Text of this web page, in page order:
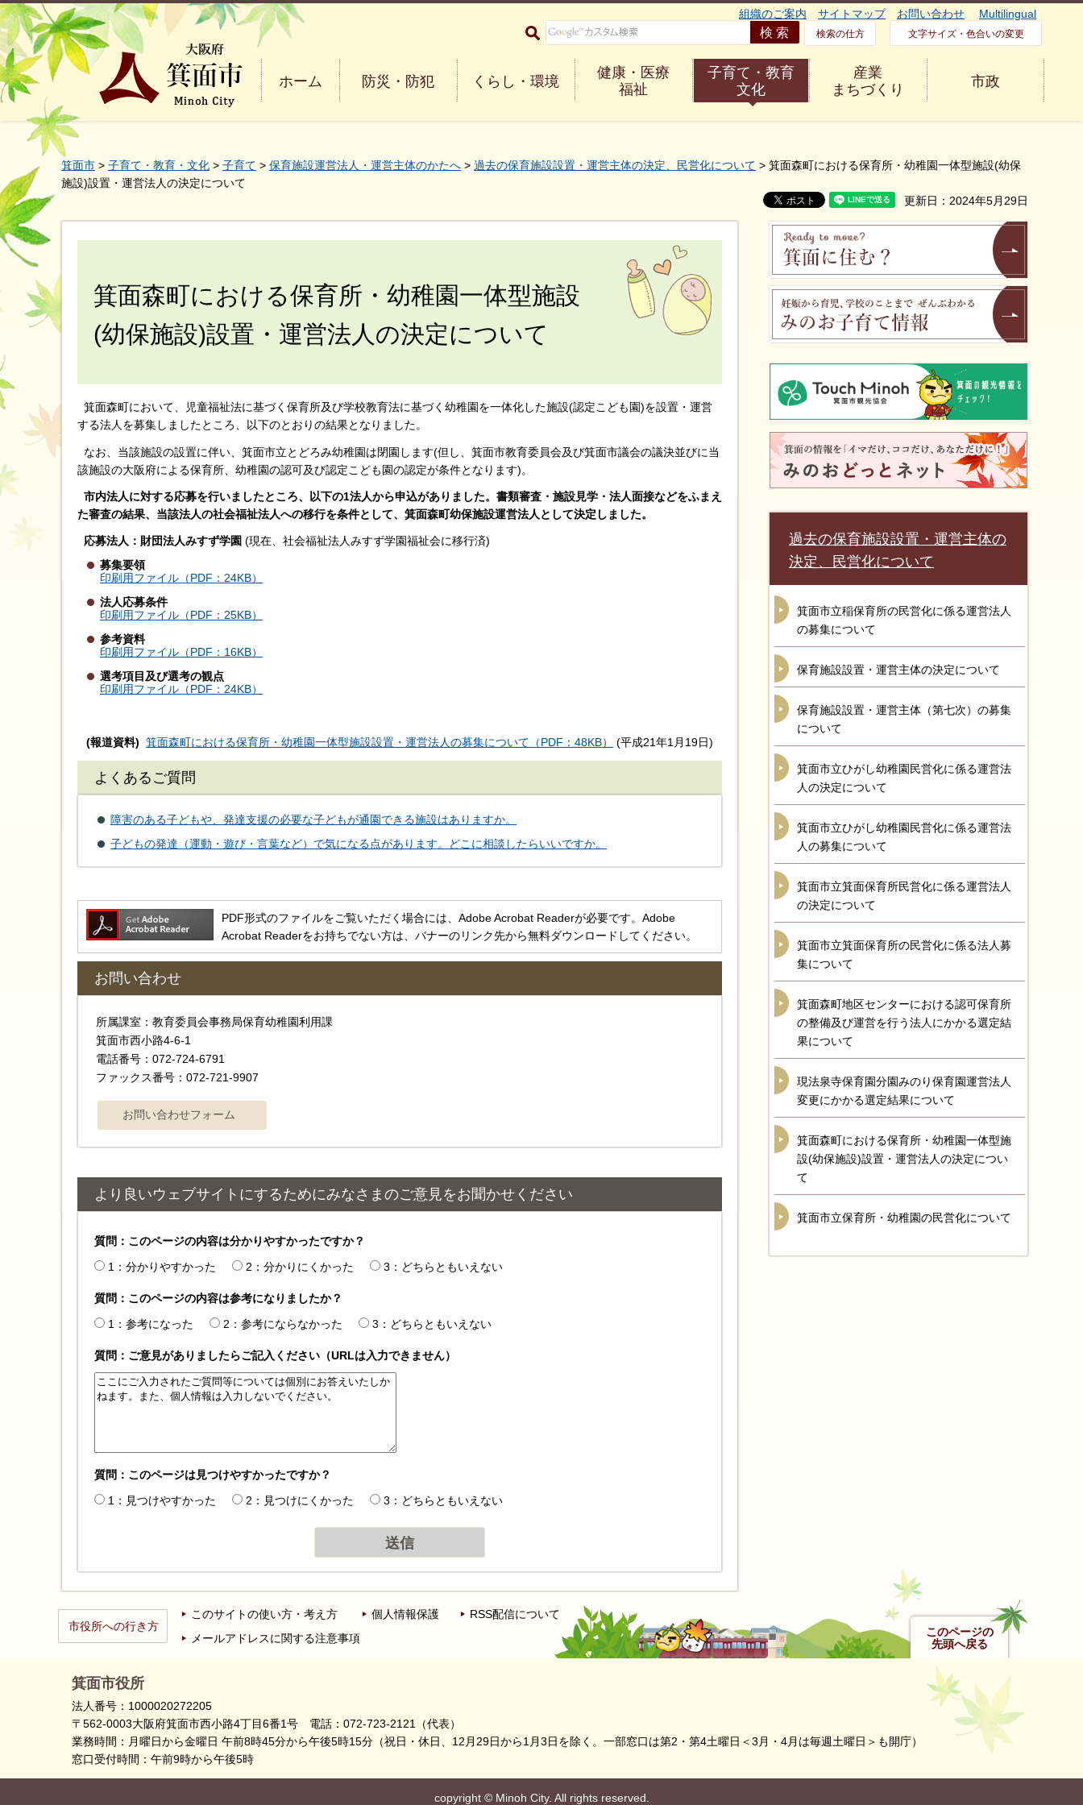
大阪府箕面市 Minoh City
組織のご案内 サイトマップ お問い合わせ Multilingual
検索の仕方 文字サイズ・色合いの変更
ホーム 防災・防犯 くらし・環境
健康・医療
福祉
子育て・教育
文化
産業
まちづくり
市政
箕面市 > 子育て・教育・文化 > 子育て > 保育施設運営法人・運営主体のかたへ > 過去の保育施設設置・運営主体の決定、民営化について > 箕面森町における保育所・幼稚園一体型施設(幼保
施設)設置・運営法人の決定について
更新日：2024年5月29日
箕面森町における保育所・幼稚園一体型施設
(幼保施設)設置・運営法人の決定について
箕面森町において、児童福祉法に基づく保育所及び学校教育法に基づく幼稚園を一体化した施設(認定こども園)を設置・運営
する法人を募集しましたところ、以下のとおりの結果となりました。
なお、当該施設の設置に伴い、箕面市立とどろみ幼稚園は閉園します(但し、箕面市教育委員会及び箕面市議会の議決並びに当
該施設の大阪府による保育所、幼稚園の認可及び認定こども園の認定が条件となります)。
市内法人に対する応募を行いましたところ、以下の1法人から申込がありました。書類審査・施設見学・法人面接などをふまえ
た審査の結果、当該法人の社会福祉法人への移行を条件として、箕面森町幼保施設運営法人として決定しました。
応募法人：財団法人みすず学園 (現在、社会福祉法人みすず学園福祉会に移行済)
募集要領
印刷用ファイル（PDF：24KB）
法人応募条件
印刷用ファイル（PDF：25KB）
参考資料
印刷用ファイル（PDF：16KB）
選考項目及び選考の観点
印刷用ファイル（PDF：24KB）
(報道資料) 箕面森町における保育所・幼稚園一体型施設設置・運営法人の募集について（PDF：48KB） (平成21年1月19日)
よくあるご質問
障害のある子どもや、発達支援の必要な子どもが通園できる施設はありますか。
子どもの発達（運動・遊び・言葉など）で気になる点があります。どこに相談したらいいですか。
PDF形式のファイルをご覧いただく場合には、Adobe Acrobat Readerが必要です。Adobe
Acrobat Readerをお持ちでない方は、バナーのリンク先から無料ダウンロードしてください。
お問い合わせ
所属課室：教育委員会事務局保育幼稚園利用課
箕面市西小路4‐6‐1
電話番号：072-724-6791
ファックス番号：072-721-9907
より良いウェブサイトにするためにみなさまのご意見をお聞かせください
質問：このページの内容は分かりやすかったですか？
1：分かりやすかった
2：分かりにくかった 3：どちらともいえない
質問：このページの内容は参考になりましたか？
1：参考になった
2：参考にならなかった 3：どちらともいえない
質問：ご意見がありましたらご記入ください（URLは入力できません）
質問：このページは見つけやすかったですか？
1：見つけやすかった
2：見つけにくかった 3：どちらともいえない
過去の保育施設設置・運営主体の
決定、民営化について
箕面市立稲保育所の民営化に係る運営法人
の募集について
保育施設設置・運営主体の決定について
保育施設設置・運営主体（第七次）の募集
について
箕面市立ひがし幼稚園民営化に係る運営法
人の決定について
箕面市立ひがし幼稚園民営化に係る運営法
人の募集について
箕面市立箕面保育所民営化に係る運営法人
の決定について
箕面市立箕面保育所の民営化に係る法人募
集について
箕面森町地区センターにおける認可保育所
の整備及び運営を行う法人にかかる選定結
果について
現法泉寺保育園分園みのり保育園運営法人
変更にかかる選定結果について
箕面森町における保育所・幼稚園一体型施
設(幼保施設)設置・運営法人の決定につい
て
箕面市立保育所・幼稚園の民営化について
このページの
先頭へ戻る
市役所への行き方
このサイトの使い方・考え方 個人情報保護
RSS配信について
メールアドレスに関する注意事項
箕面市役所
法人番号：1000020272205
〒562-0003大阪府箕面市西小路4丁目6番1号 電話：072-723-2121（代表）
業務時間：月曜日から金曜日 午前8時45分から午後5時15分 （祝日・休日、12月29日から1月3日を除く。 一部窓口は第2・第4土曜日＜3月・4月は毎週土曜日＞も開庁）
窓口受付時間：午前9時から午後5時
copyright ©Minoh City. All rights reserved.